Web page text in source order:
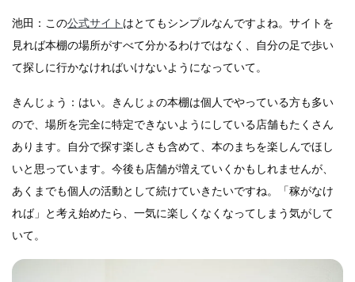
池田：この公式サイト はとてもシンプルなんですよね。サイトを
見れば本棚の場所がすべて分かるわけではなく、自分の足で歩い
て探しに行かなければいけないようになっていて。
きんじょう：はい。きんじょの本棚は個人でやっている方も多い
ので、場所を完全に特定できないようにしている店舗もたくさん
あります。自分で探す楽しさも含めて、本のまちを楽しんでほし
いと思っています。今後も店舗が増えていくかもしれませんが、
あくまでも個人の活動として続けていきたいですね。「稼がなけ
れば」と考え始めたら、一気に楽しくなくなってしまう気がして
いて。